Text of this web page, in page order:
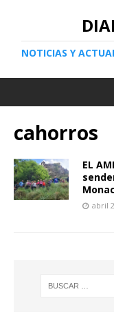
NOTICIAS Y
cahorros
EL
abril